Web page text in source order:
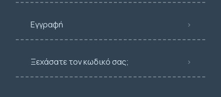
Εγγραφή
Ξεχάσατε τον κωδικό σας;